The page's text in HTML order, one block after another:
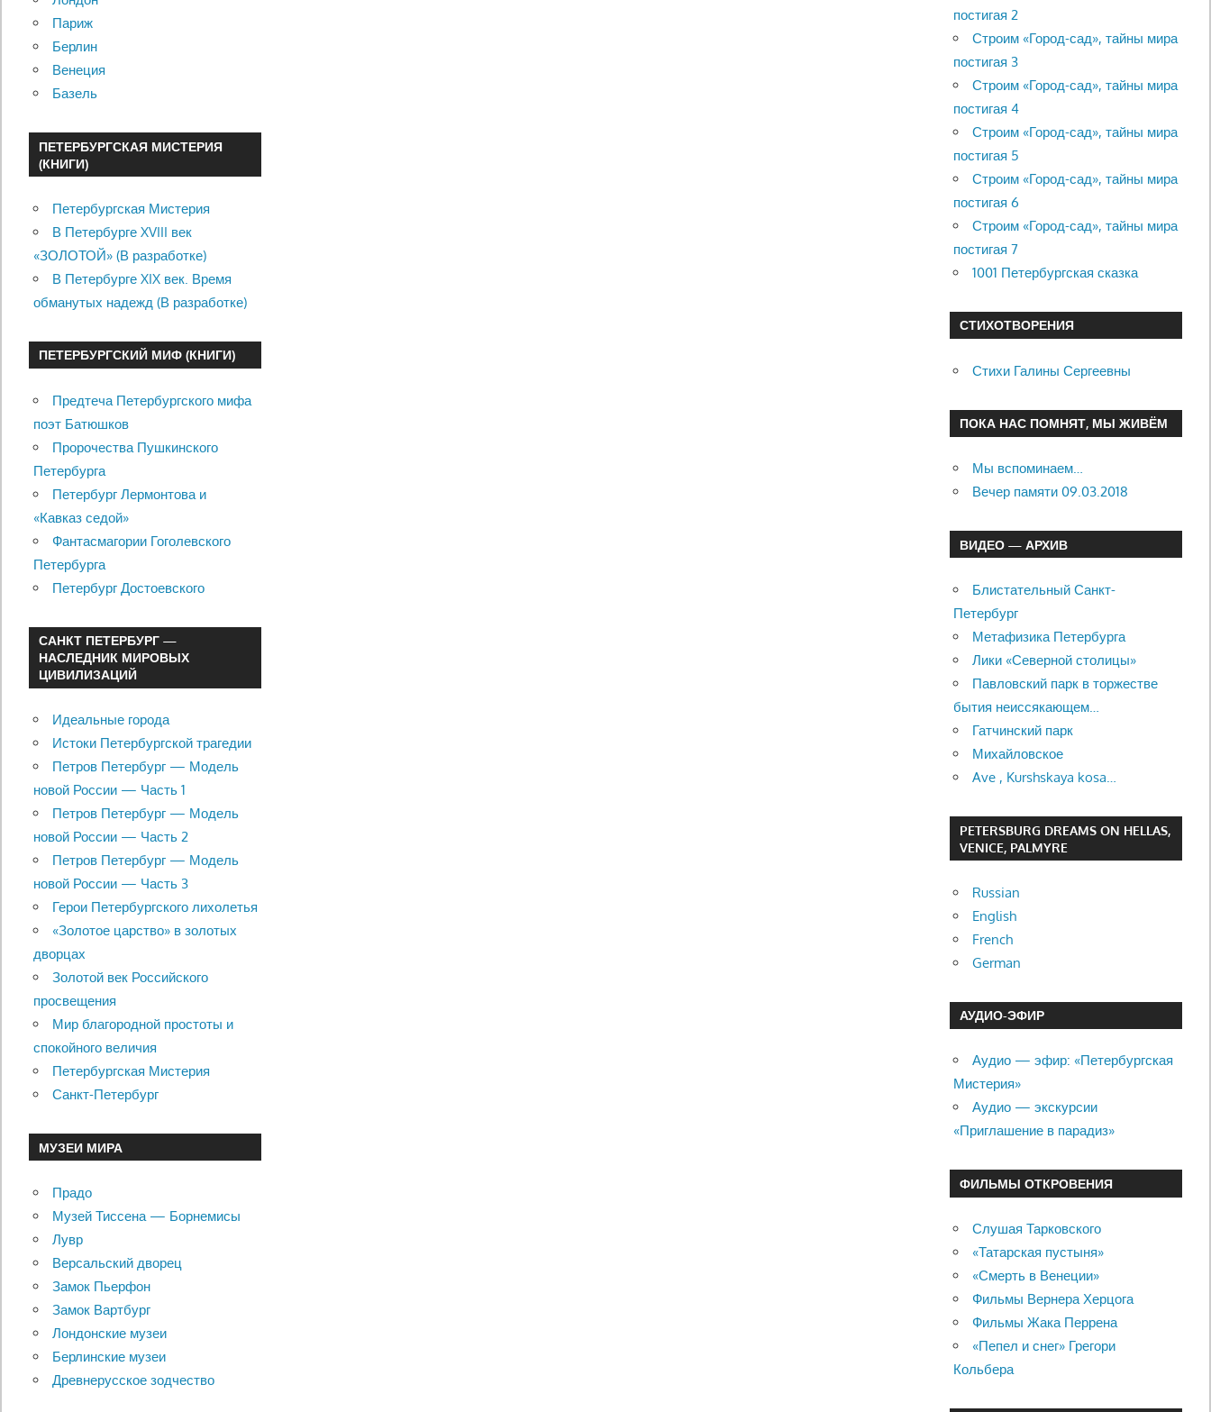
Париж
Берлин
Венеция
Базель
ПЕТЕРБУРГСКАЯ МИСТЕРИЯ
(КНИГИ)
Петербургская Мистерия
В Петербурге XVIII век
«ЗОЛОТОЙ» (В разработке)
В Петербурге XIX век. Время
обманутых надежд (В разработке)
ПЕТЕРБУРГСКИЙ МИФ (КНИГИ)
Предтеча Петербургского мифа
поэт Батюшков
Пророчества Пушкинского
Петербурга
Петербург Лермонтова и
«Кавказ седой»
Фантасмагории Гоголевского
Петербурга
Петербург Достоевского
САНКТ ПЕТЕРБУРГ —
НАСЛЕДНИК МИРОВЫХ
ЦИВИЛИЗАЦИЙ
Идеальные города
Истоки Петербургской трагедии
Петров Петербург — Модель
новой России — Часть 1
Петров Петербург — Модель
новой России — Часть 2
Петров Петербург — Модель
новой России — Часть 3
Герои Петербургского лихолетья
«Золотое царство» в золотых
дворцах
Золотой век Российского
просвещения
Мир благородной простоты и
спокойного величия
Петербургская Мистерия
Санкт-Петербург
МУЗЕИ МИРА
Прадо
Музей Тиссена — Борнемисы
Лувр
Версальский дворец
Замок Пьерфон
Замок Вартбург
Лондонские музеи
Берлинские музеи
Древнерусское зодчество
постигая 2
Строим «Город-сад», тайны мира
постигая 3
Строим «Город-сад», тайны мира
постигая 4
Строим «Город-сад», тайны мира
постигая 5
Строим «Город-сад», тайны мира
постигая 6
Строим «Город-сад», тайны мира
постигая 7
1001 Петербургская сказка
СТИХОТВОРЕНИЯ
Стихи Галины Сергеевны
ПОКА НАС ПОМНЯТ, МЫ ЖИВЁМ
Мы вспоминаем…
Вечер памяти 09.03.2018
ВИДЕО — АРХИВ
Блистательный Санкт-
Петербург
Метафизика Петербурга
Лики «Северной столицы»
Павловский парк в торжестве
бытия неиссякающем…
Гатчинский парк
Михайловское
Ave , Kurshskaya kosa…
PETERSBURG DREAMS ON HELLAS,
VENICE, PALMYRE
Russian
English
French
German
АУДИО-ЭФИР
Аудио — эфир: «Петербургская
Мистерия»
Аудио — экскурсии
«Приглашение в парадиз»
ФИЛЬМЫ ОТКРОВЕНИЯ
Слушая Тарковского
«Татарская пустыня»
«Смерть в Венеции»
Фильмы Вернера Херцога
Фильмы Жака Перрена
«Пепел и снег» Грегори
Кольбера